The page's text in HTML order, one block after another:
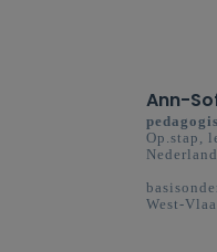
Ann-
Op.stap,
West-